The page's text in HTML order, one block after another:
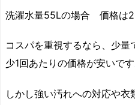
洗濯水量55Lの場合 価格は
コスパを重視するなら、少
少1回あたりの価格が安いで
しかし強い汚れへの対応や衣